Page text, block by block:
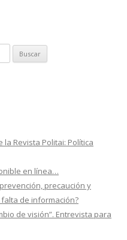
Revista Politai: Política
en línea…
precaución y
de información?
de visión”. Entrevista para